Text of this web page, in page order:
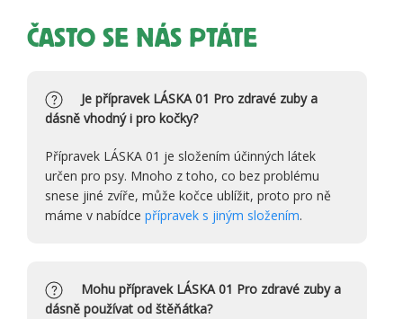
ČASTO SE NÁS PTÁTE
Je přípravek LÁSKA 01 Pro zdravé zuby a
dásně vhodný i pro kočky?
Přípravek LÁSKA 01 je složením účinných látek
určen pro psy. Mnoho z toho, co bez problému
snese jiné zvíře, může kočce ublížit, proto pro ně
máme v nabídce přípravek s jiným složením.
Mohu přípravek LÁSKA 01 Pro zdravé zuby a
dásně používat od štěňátka?